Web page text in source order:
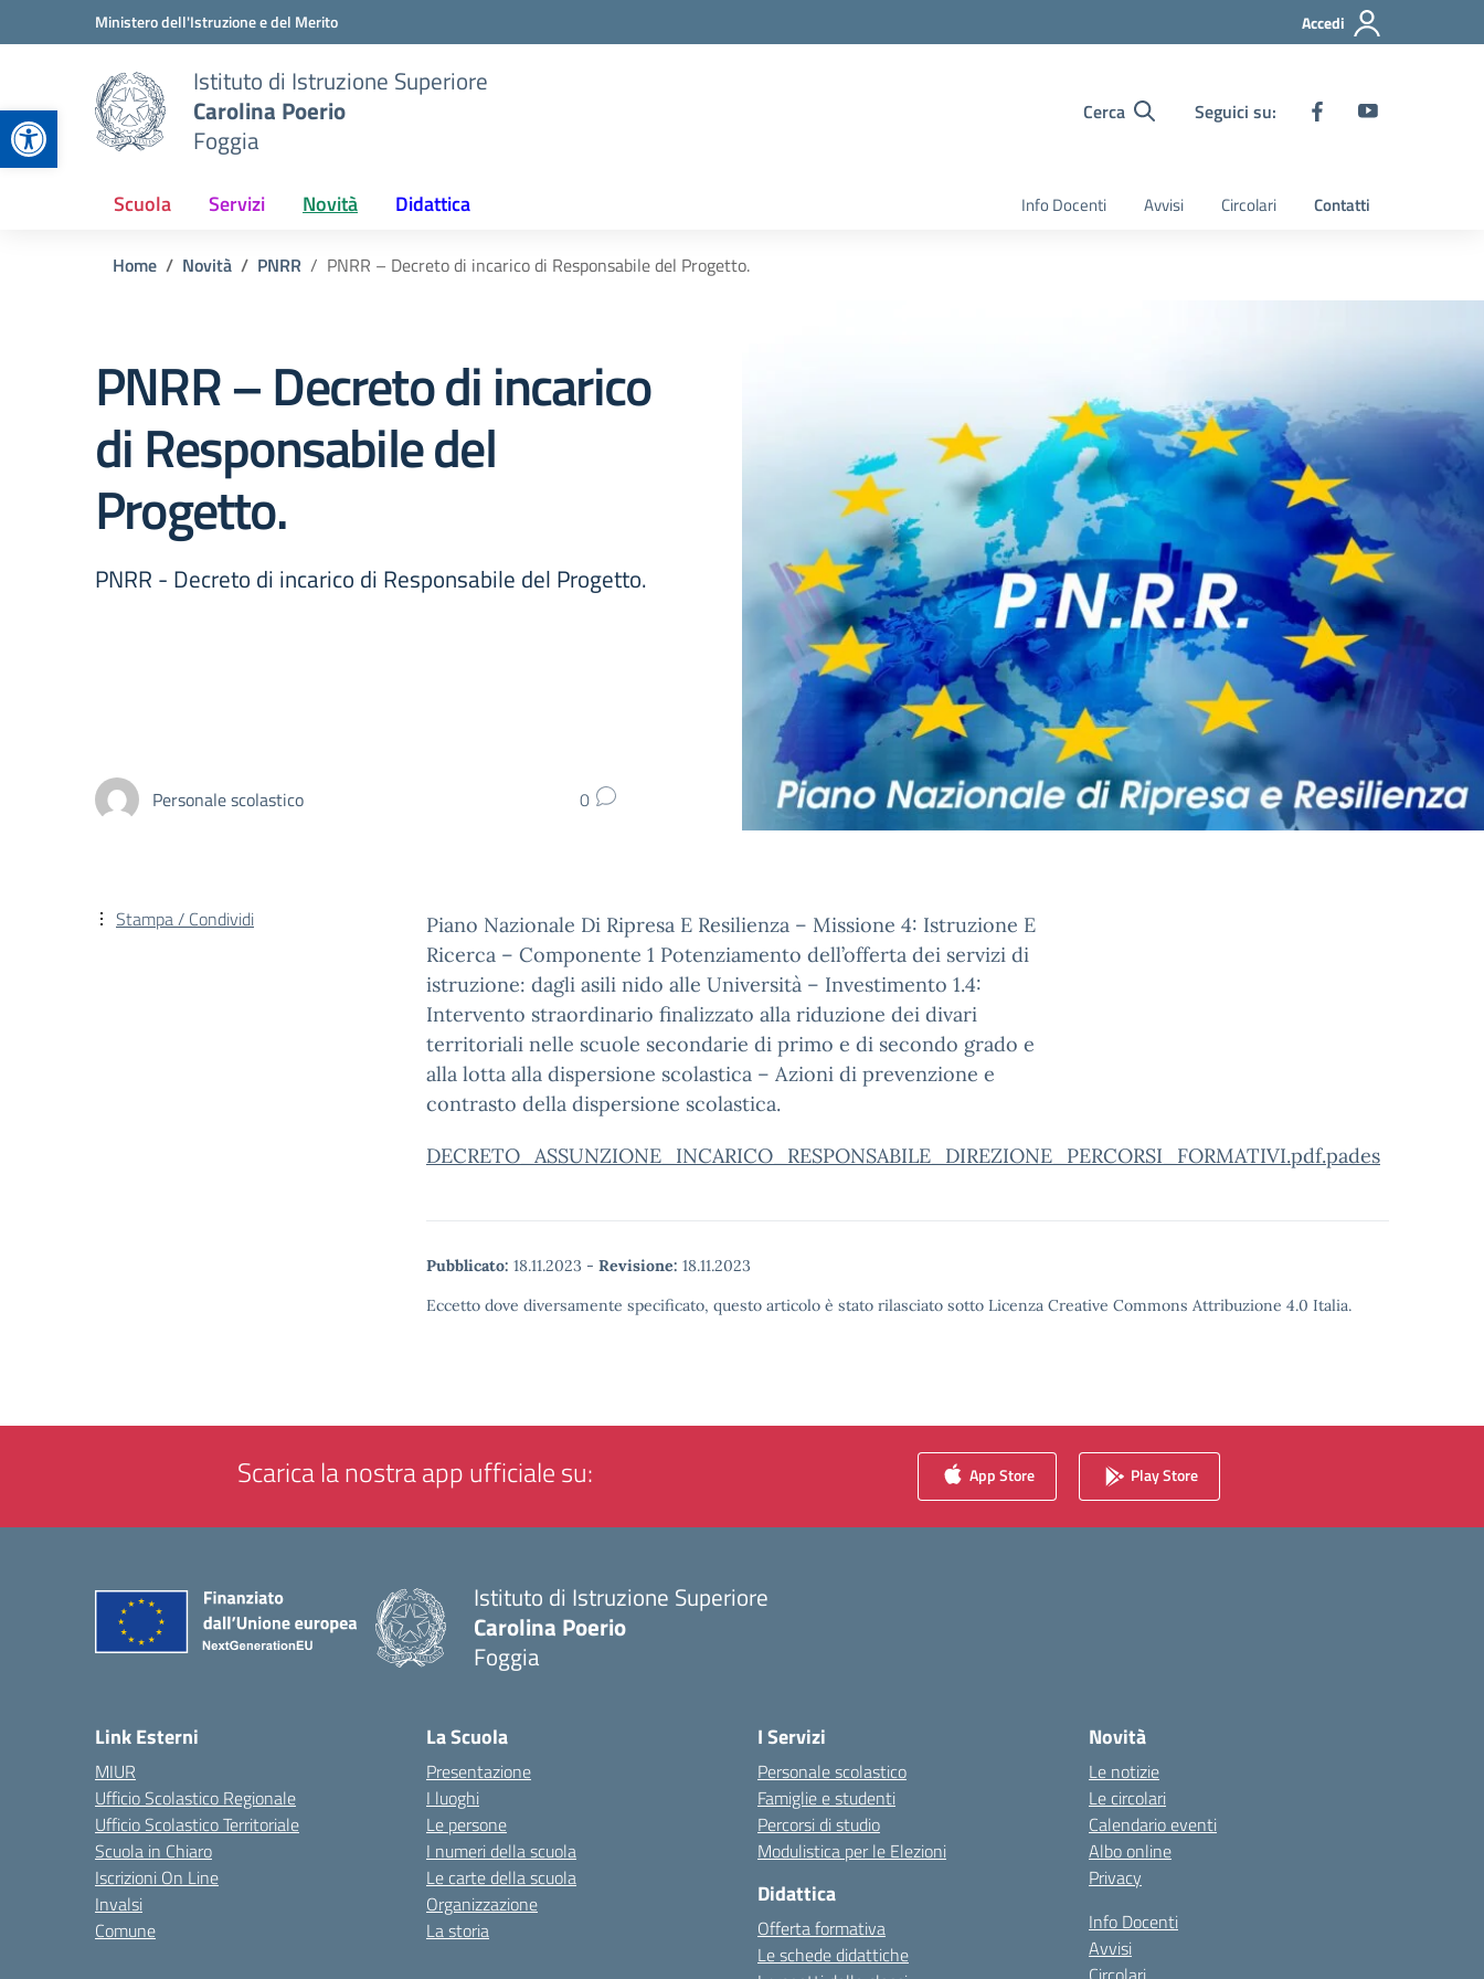
Apri la barra degli strumenti
Vai ai contenuti
Vai al menu di navigazioneMinistero dell'Istruzione e del Merito Accedi
Istituto di Istruzione Superiore
Carolina Poerio
Foggia
Cerca Seguici su:
Scuola Servizi Novità Didattica Info Docenti Avvisi Circolari Contatti
Home Novità PNRR PNRR – Decreto di incarico di Responsabile del Progetto.
PNRR – Decreto di incarico
di Responsabile del
Progetto.
PNRR - Decreto di incarico di Responsabile del Progetto.
Personale scolastico 0
Piano Nazionale Di Ripresa E Resilienza – Missione 4: Istruzione E
Ricerca – Componente 1 Potenziamento dell’offerta dei servizi di
istruzione: dagli asili nido alle Università – Investimento 1.4:
Intervento straordinario finalizzato alla riduzione dei divari
territoriali nelle scuole secondarie di primo e di secondo grado e
alla lotta alla dispersione scolastica – Azioni di prevenzione e
contrasto della dispersione scolastica.
DECRETO_ASSUNZIONE_INCARICO_RESPONSABILE_DIREZIONE_PERCORSI_FORMATIVI.pdf.pades
Pubblicato: 18.11.2023 - Revisione: 18.11.2023
Eccetto dove diversamente specificato, questo articolo è stato rilasciato sotto Licenza Creative Commons Attribuzione 4.0 Italia.
Stampa / Condividi
Scarica la nostra app ufficiale su: App Store Play Store
Istituto di Istruzione Superiore
Carolina Poerio
Foggia
Link Esterni
MIUR
Ufficio Scolastico Regionale
Ufficio Scolastico Territoriale
Scuola in Chiaro
Iscrizioni On Line
Invalsi
Comune
La Scuola
Presentazione
I luoghi
Le persone
I numeri della scuola
Le carte della scuola
Organizzazione
La storia
I Servizi
Personale scolastico
Famiglie e studenti
Percorsi di studio
Modulistica per le Elezioni
Didattica
Offerta formativa
Le schede didattiche
Novità
Le notizie
Le circolari
Calendario eventi
Albo online
Privacy
Info Docenti
Avvisi